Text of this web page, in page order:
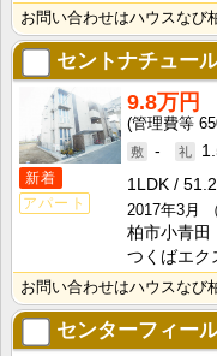
お問い合わせはハウスな
セントナチュー
新着
アパート
9.8万円
-
1LDK
2017年3月
柏市小青田
つくばエク
お問い合わせはハウスな
センターフィー